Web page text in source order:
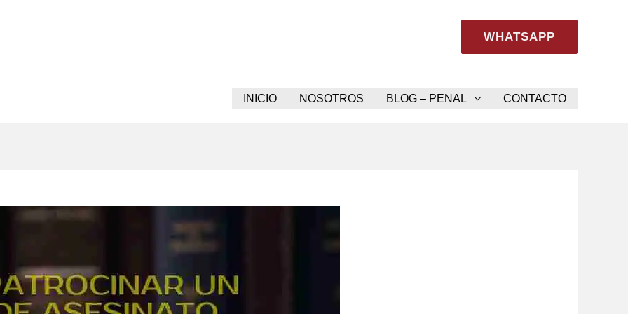
WHATSAPP
INICIO NOSOTROS BLOG – PENAL CONTACTO